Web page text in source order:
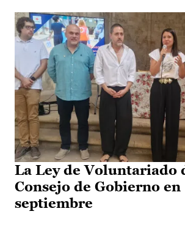
La Ley de Voluntariado
Consejo de Gobierno en
septiembre